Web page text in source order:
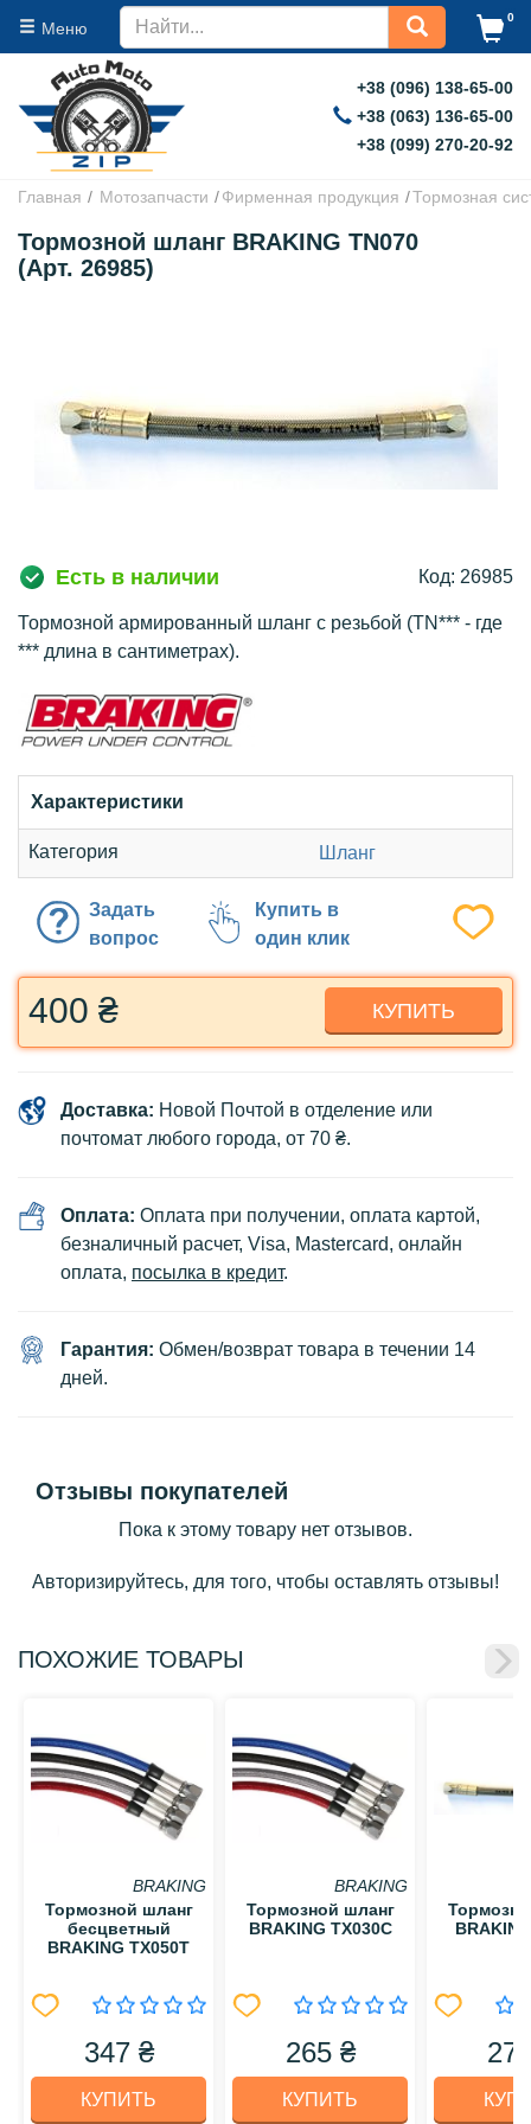
Меню
0
+38 (096) 138-65-00
+38 (063) 136-65-00
+38 (099) 270-20-92
Главная Мотозапчасти Фирменная продукция Тормозная
Тормозной шланг BRAKING TN070
(Арт. 26985)
Есть в наличии Код: 26985
Тормозной армированный шланг с резьбой (TN*** - где
*** длина в сантиметрах).
Характеристики
Категория Шланг
Задать
вопрос
Купить в
один клик
400 ₴ КУПИТЬ
Доставка: Новой Почтой в отделение или
почтомат любого города, от 70 ₴.
Оплата: Оплата при получении, оплата картой,
безналичный расчет, Visa, Mastercard, онлайн
оплата, посылка в кредит.
Гарантия: Обмен/возврат товара в течении 14
дней.
Отзывы покупателей
Пока к этому товару нет отзывов.
Авторизируйтесь, для того, чтобы оставлять отзывы!
ПОХОЖИЕ ТОВАРЫ
BRAKING
Тормозной шланг
бесцветный
BRAKING TX050T
347 ₴
КУПИТЬ
BRAKING
Тормозной шланг
BRAKING TX030C
265 ₴
КУПИТЬ